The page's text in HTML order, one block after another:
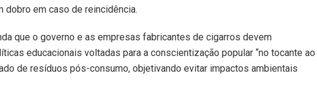
dobro em caso de reincidência.
que o governo e as empresas fabricantes de cigarros devem
educacionais voltadas para a conscientização popular “no tocante ao
de resíduos pós-consumo, objetivando evitar impactos ambientais